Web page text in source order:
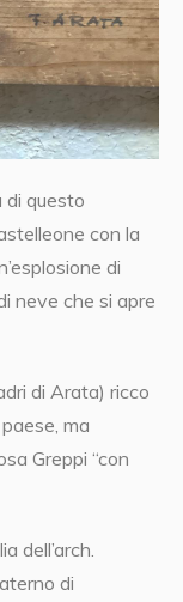
di questo
con la
di
neve che si apre
di Arata) ricco
ma
Greppi “con
dell’arch.
di